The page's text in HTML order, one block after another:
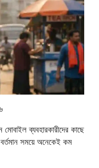
মোবাইল ব্যবহারকারীদের কাছে
সময়ে অনেকেই কম